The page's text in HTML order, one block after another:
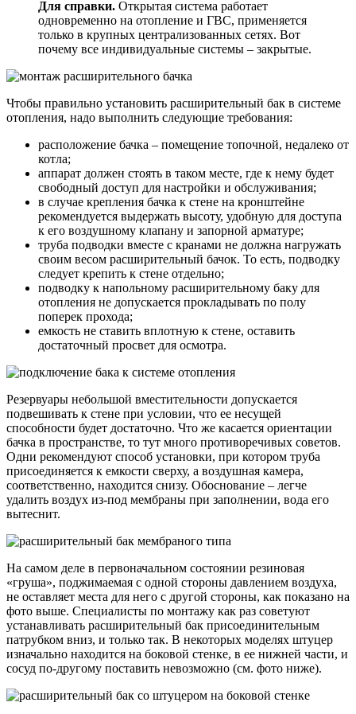
Для справки. Открытая система работает
одновременно на отопление и ГВС, применяется
только в крупных централизованных сетях. Вот
почему все индивидуальные системы – закрытые.
Чтобы правильно установить расширительный бак в системе
отопления, надо выполнить следующие требования:
расположение бачка – помещение топочной, недалеко от
котла;
аппарат должен стоять в таком месте, где к нему будет
свободный доступ для настройки и обслуживания;
в случае крепления бачка к стене на кронштейне
рекомендуется выдержать высоту, удобную для доступа
к его воздушному клапану и запорной арматуре;
труба подводки вместе с кранами не должна нагружать
своим весом расширительный бачок. То есть, подводку
следует крепить к стене отдельно;
подводку к напольному расширительному баку для
отопления не допускается прокладывать по полу
поперек прохода;
емкость не ставить вплотную к стене, оставить
достаточный просвет для осмотра.
Резервуары небольшой вместительности допускается
подвешивать к стене при условии, что ее несущей
способности будет достаточно. Что же касается ориентации
бачка в пространстве, то тут много противоречивых советов.
Одни рекомендуют способ установки, при котором труба
присоединяется к емкости сверху, а воздушная камера,
соответственно, находится снизу. Обоснование – легче
удалить воздух из-под мембраны при заполнении, вода его
вытеснит.
На самом деле в первоначальном состоянии резиновая
«груша», поджимаемая с одной стороны давлением воздуха,
не оставляет места для него с другой стороны, как показано на
фото выше. Специалисты по монтажу как раз советуют
устанавливать расширительный бак присоединительным
патрубком вниз, и только так. В некоторых моделях штуцер
изначально находится на боковой стенке, в ее нижней части, и
сосуд по-другому поставить невозможно (см. фото ниже).